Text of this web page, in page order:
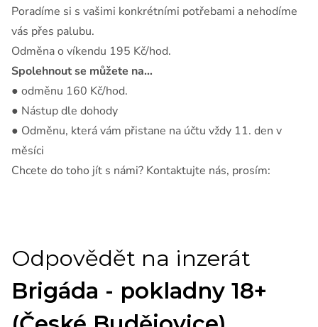
Poradíme si s vašimi konkrétními potřebami a nehodíme
vás přes palubu.
Odměna o víkendu 195 Kč/hod.
Spolehnout se můžete na…
● odměnu 160 Kč/hod.
● Nástup dle dohody
● Odměnu, která vám přistane na účtu vždy 11. den v
měsíci
Chcete do toho jít s námi? Kontaktujte nás, prosím: